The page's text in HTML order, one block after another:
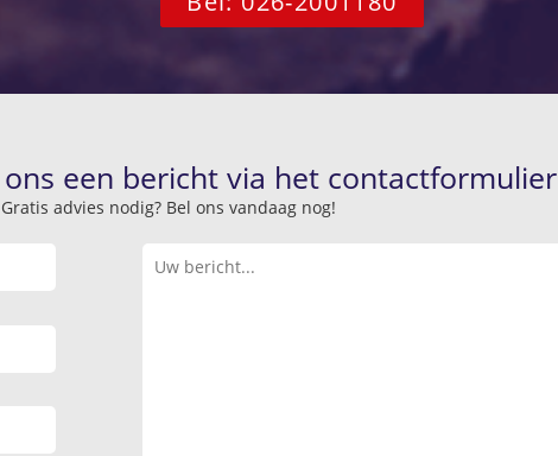
een bericht via het
advies nodig? Bel ons vandaag nog!